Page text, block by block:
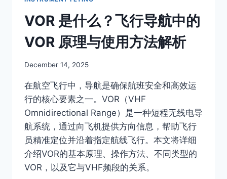
文
章
VOR 是什么？飞行导航中的
VOR 原理与使用方法解析
By
December 14, 2025
在航空飞行中，导航是确保航班安全和高效运
行的核心要素之一。VOR（VHF
Omnidirectional Range）是一种短程无线电导
航系统，通过向飞机提供方向信息，帮助飞行
员精准定位并沿着指定航线飞行。本文将详细
介绍VOR的基本原理、操作方法、不同类型的
VOR，以及它与VHF频段的关系。